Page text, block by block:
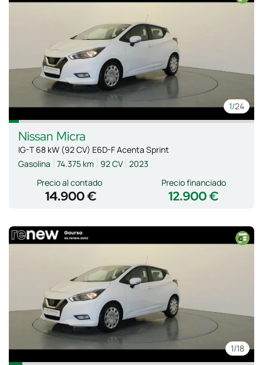
1/24
Nissan Micra
IG-T 68 kW (92 CV) E6D-F Acenta Sprint
Gasolina
74.375 km 92 CV 2023
Precio al contado
14.900 € 12.900 €
Precio financiado
1/18